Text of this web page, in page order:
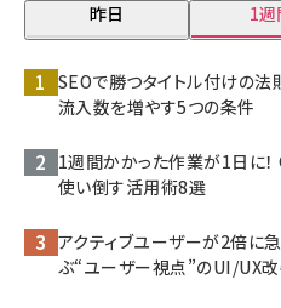
昨日 1週
SEOで勝つタイトル付けの法
流入数を増やす5つの条件
1週間かかった作業が1日
使い倒す活用術8選
アクティブユーザーが2倍に
ぶ“ユーザー視点”のUI/UX